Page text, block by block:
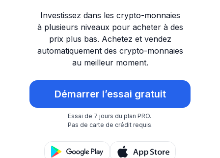
Investissez dans les crypto-monnaies
à plusieurs niveaux pour acheter à des
prix plus bas. Achetez et vendez
automatiquement des crypto-monnaies
au meilleur moment.
Démarrer l’essai gratuit
Essai de 7 jours du plan PRO.
Pas de carte de crédit requis.